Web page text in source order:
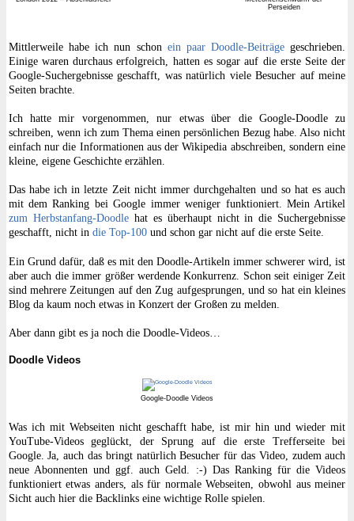
Perseiden
Mittlerweile habe ich nun schon ein paar Doodle-Beiträge geschrieben.
Einige waren durchaus erfolgreich, hatten es sogar auf die erste Seite der
Google-Suchergebnisse geschafft, was natürlich viele Besucher auf meine
Seiten brachte.
Ich hatte mir vorgenommen, nur etwas über die Google-Doodle zu
schreiben, wenn ich zum Thema einen persönlichen Bezug habe. Also nicht
einfach nur die Informationen aus der Wikipedia abschreiben, sondern eine
kleine, eigene Geschichte erzählen.
Das habe ich in letzte Zeit nicht immer durchgehalten und so hat es auch
mit dem Ranking bei Google immer weniger funktioniert. Mein Artikel
zum Herbstanfang-Doodlehat es überhaupt nicht in die Suchergebnisse
geschafft, nicht in die Top-100und schon gar nicht auf die erste Seite.
Ein Grund dafür, daß es mit den Doodle-Artikeln immer schwerer wird, ist
aber auch die immer größer werdende Konkurrenz. Schon seit einiger Zeit
sind mehrere Zeitungen auf den Zug aufgesprungen, und so hat ein kleines
Blog da kaum noch etwas in Konzert der Großen zu melden.
Aber dann gibt es ja noch die Doodle-Videos…
Doodle Videos
Google-Doodle Videos
Was ich mit Webseiten nicht geschafft habe, ist mir hin und wieder mit
YouTube-Videos geglückt, der Sprung auf die erste Trefferseite bei
Google. Ja, auch das bringt natürlich Besucher für das Video, zudem auch
neue Abonnenten und ggf. auch Geld. :-) Das Ranking für die Videos
funktioniert etwas anders, als für normale Webseiten, obwohl aus meiner
Sicht auch hier die Backlinks eine wichtige Rolle spielen.